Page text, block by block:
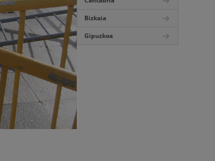
Bizkaia
Gipuzkoa